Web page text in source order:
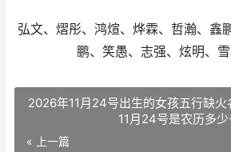
弘文、熠彤、鸿煊、烨霖、哲瀚、鑫
鹏、笑愚、志强、炫明、
2026年11月24号出生的女孩五行缺
11月24号是农历多少
« 上一篇